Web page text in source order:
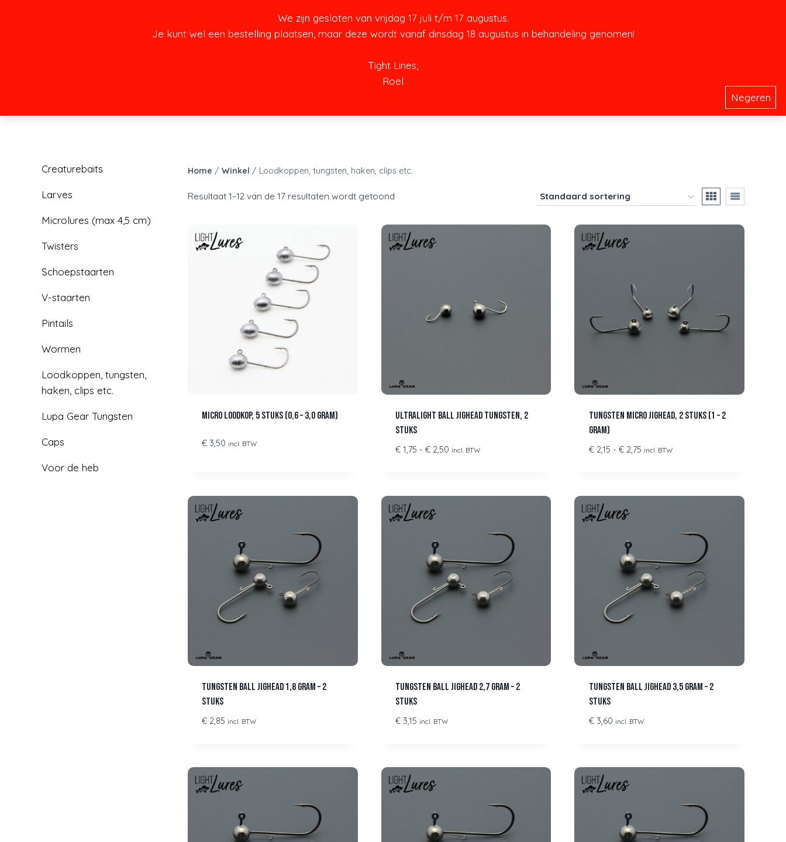
We zijn gesloten van vrijdag 17 juli t/m 17 augustus.
Je kunt wel een bestelling plaatsen, maar deze wordt vanaf dinsdag 18 augustus in behandeling genomen!
Tight Lines,
Roel
Negeren
Home / Winkel / Loodkoppen, tungsten, haken, clips etc.
Resultaat 1–12 van de 17 resultaten wordt getoond
Micro loodkop, 5 stuks (0,6 – 3,0 gram)
€ 3,50 incl. BTW
Ultralight Ball Jighead Tungsten, 2
stuks
€ 1,75 - € 2,50 Prijsklasse:
incl. BTW
Tungsten micro jighead, 2 stuks (1 – 2
gram)
€2,15 - €2,75Prijsklasse:
incl. BTW
Tungsten Ball Jighead 1,8 gram – 2
stuks
€ 2,85 incl. BTW
Tungsten Ball Jighead 2,7 gram – 2
stuks
€ 3,15 incl. BTW
Tungsten Ball Jighead 3,5 gram – 2
stuks
€3,60 incl. BTW
Creaturebaits
Larves
Microlures (max 4,5 cm)
Twisters
Schoepstaarten
V-staarten
Pintails
Wormen
Loodkoppen, tungsten,
haken, clips etc.
Lupa Gear Tungsten
Caps
Voor de heb